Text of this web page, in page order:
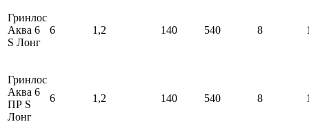
Гринлос
Аква 6
S Лонг
6 1,2 140 540 8
Гринлос
Аква 6
ПР S
Лонг
6 1,2 140 540 8